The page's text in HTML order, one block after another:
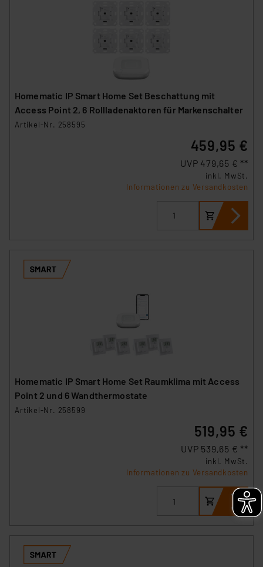
Homematic IP Smart Home Set Beschattung mit
Access Point 2, 6 Rollladenaktoren für Markenschalter
Artikel-Nr. 258595
459,95 €
UVP 479,65 € **
inkl. MwSt.
Informationen zu Versandkosten
Homematic IP Smart Home Set Raumklima mit Access
Point 2 und 6 Wandthermostate
Artikel-Nr. 258599
519,95 €
UVP 539,65 € **
inkl. MwSt.
Informationen zu Versandkosten